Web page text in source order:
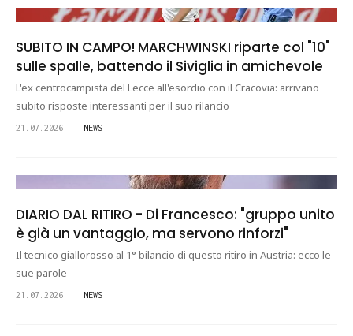
SUBITO IN CAMPO! MARCHWINSKI riparte col "10"
sulle spalle, battendo il Siviglia in amichevole
L'ex centrocampista del Lecce all'esordio con il Cracovia: arrivano
subito risposte interessanti per il suo rilancio
21.07.2026 NEWS
DIARIO DAL RITIRO - Di Francesco: "gruppo unito
è già un vantaggio, ma servono rinforzi"
Il tecnico giallorosso al 1° bilancio di questo ritiro in Austria: ecco le
sue parole
21.07.2026 NEWS